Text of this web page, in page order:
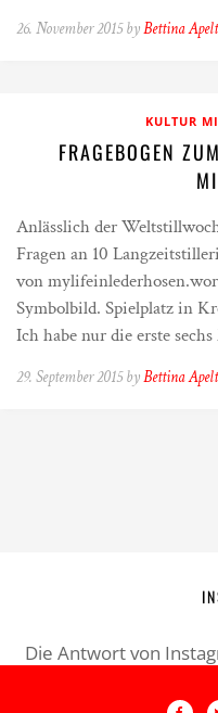
26. November 2015 byBettina Apelt
KULTUR
FRAGEBOGEN
Anlässlich der
Fragen an 10
von
Symbolbild. Spielplatz in
Ich habe nur die erste
29. September 2015 byBettina Apelt
Die Antwort von